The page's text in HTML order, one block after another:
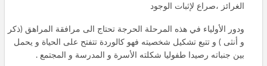
الغرائز ،صراع لإثبات الوجود
ودور الأولياء في هذه المرحلة الحرجة تحتاج الى مرافقة المراهق (ذكر
و أنثى ) و تتبع تشكيل شخصيته فهو كالوردة تتفتح على الحياة و يحمل
بين جنباته رصيدا طفوليا شكلته الأسرة و المدرسة و المجتمع .